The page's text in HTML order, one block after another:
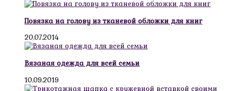
Повязка на голову из тканевой обложки для книг
20.07.2014
Вязаная одежда для всей семьи
10.09.2019